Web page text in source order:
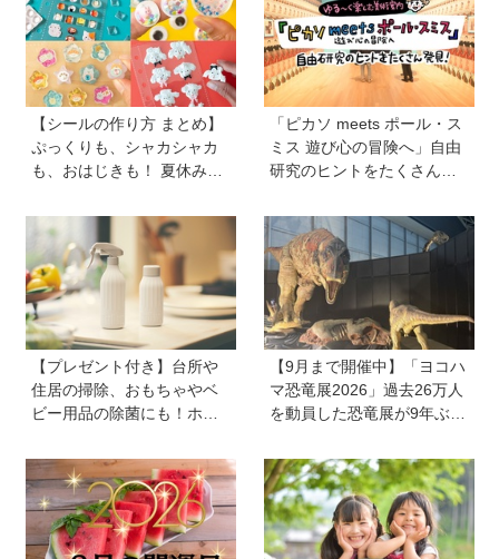
【シールの作り方 まとめ】
ぷっくりも、シャカシャカ
も、おはじきも！ 夏休みの
う♪
「ピカソ meets ポール・ス
ミス 遊び心の冒険へ」自由
研究のヒントをたくさん発
わいい♡【ゆる〜く楽しむ
美術案内】
【プレゼント付き】台所や
住居の掃除、おもちゃやベ
ビー用品の除菌にも！ホタ
ーナー「Shell we clean?」
【9月まで開催中】「ヨコハ
マ恐竜展2026」過去26万人
を動員した恐竜展が9年ぶり
で楽しむポイントを完全ガ
イド